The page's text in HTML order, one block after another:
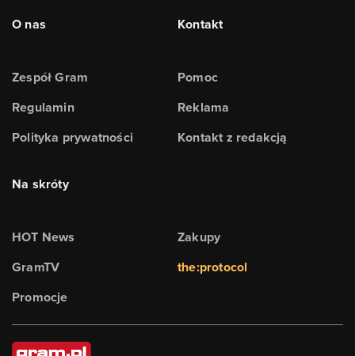
O nas
Zespół Gram
Regulamin
Polityka prywatności
Kontakt
Pomoc
Reklama
Kontakt z redakcją
Na skróty
HOT News
GramTV
Promocje
Zakupy
the:protocol